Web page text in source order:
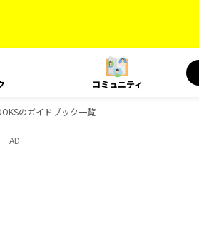
コミュニティ
のガイドブック一覧
AD